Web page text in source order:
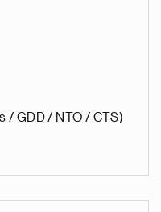
/ GDD / NTO / CTS)